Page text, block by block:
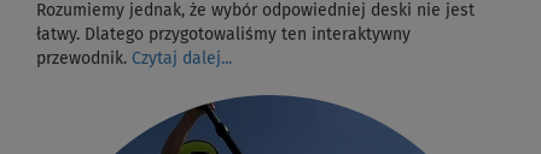
Rozumiemy jednak, że wybór odpowiedniej deski nie jest
łatwy. Dlatego przygotowaliśmy ten interaktywny
przewodnik. Czytaj dalej...